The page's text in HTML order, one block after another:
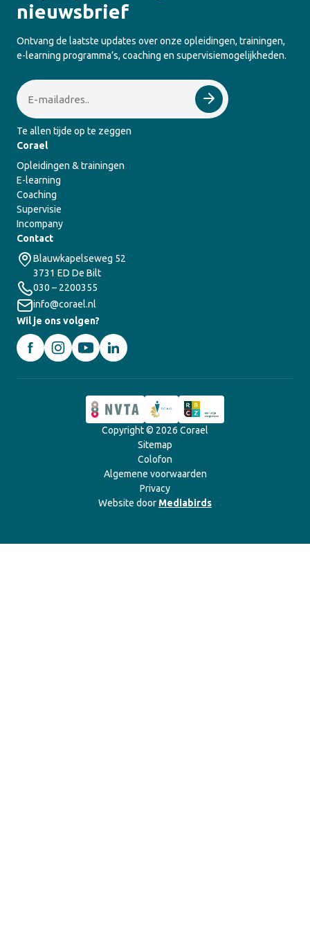
nieuwsbrief
Ontvang de laatste updates over onze opleidingen, trainingen,
e-learning programma’s, coaching en supervisiemogelijkheden.
Email
Te allen tijde op te zeggen
Corael
Opleidingen & trainingen
E-learning
Coaching
Supervisie
Incompany
Contact
Blauwkapelseweg 52
3731 ED De Bilt
030 – 2200355
info@corael.nl
Wil je ons volgen?
Copyright © 2026 Corael
Sitemap
Colofon
Algemene voorwaarden
Privacy
Website door Mediabirds